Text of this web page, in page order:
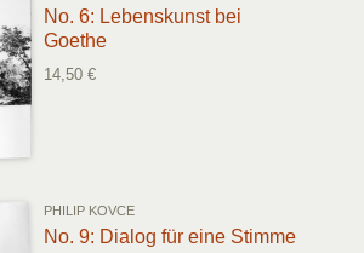
No. 6: Lebenskunst bei
Goethe
14,50 €
PHILIP KOVCE
No. 9: Dialog für eine Stimme